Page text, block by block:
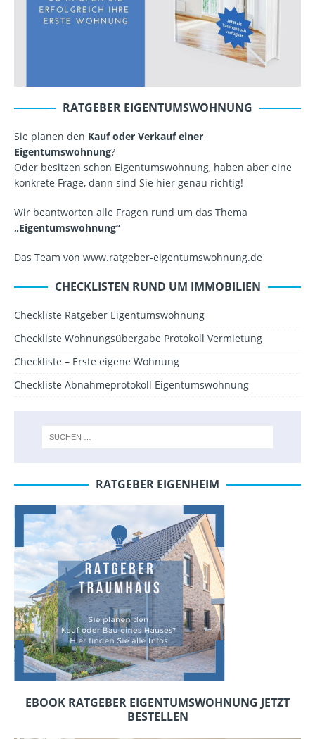
RATGEBER EIGENTUMSWOHNUNG
Sie planen den Kauf oder Verkauf einer
Eigentumswohnung?
Oder besitzen schon Eigentumswohnung, haben aber eine
konkrete Frage, dann sind Sie hier genau richtig!
Wir beantworten alle Fragen rund um das Thema
„Eigentumswohnung“
Das Team von www.ratgeber-eigentumswohnung.de
CHECKLISTEN RUND UM IMMOBILIEN
Checkliste Ratgeber Eigentumswohnung
Checkliste Wohnungsübergabe Protokoll Vermietung
Checkliste – Erste eigene Wohnung
Checkliste Abnahmeprotokoll Eigentumswohnung
RATGEBER EIGENHEIM
EBOOK RATGEBER EIGENTUMSWOHNUNG JETZT
BESTELLEN